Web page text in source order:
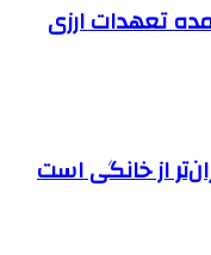
تعهدات ارزی